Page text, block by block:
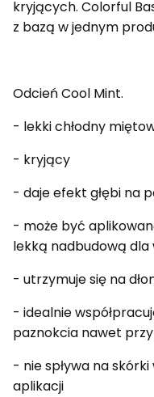
kryjących. Colorful
z bazą w jednym
Odcień Cool Mint.
- lekki chłodny
- kryjący
- daje efekt głębi na
- może być
lekką nadbudową
- utrzymuje się na
- idealnie
paznokcia nawet
- nie spływa na
aplikacji